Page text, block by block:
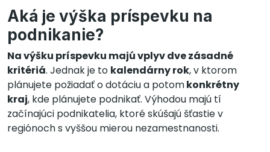
Aká je výška príspevku na
podnikanie?
Na výšku príspevku majú vplyv dve zásadné
kritériá. Jednak je to kalendárny rok, v ktorom
plánujete požiadať o dotáciu a potomkonkrétny
kraj, kde plánujete podnikať. Výhodou majú tí
začínajúci podnikatelia, ktoré skúšajú šťastie v
regiónoch s vyššou mierou nezamestnanosti.